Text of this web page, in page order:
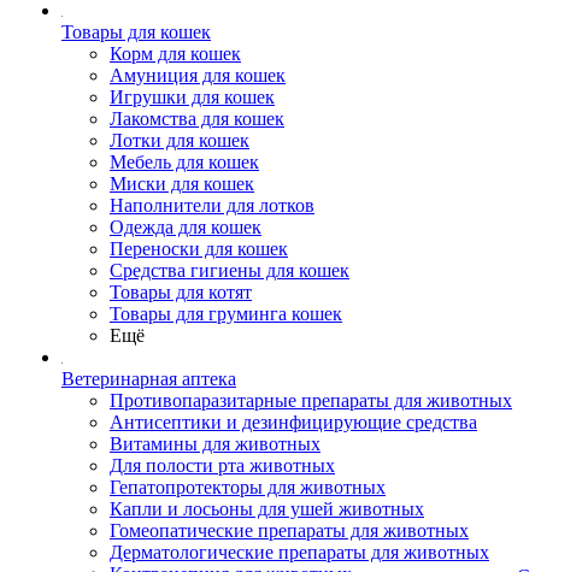
Товары для кошек
Корм для кошек
Амуниция для кошек
Игрушки для кошек
Лакомства для кошек
Лотки для кошек
Мебель для кошек
Миски для кошек
Наполнители для лотков
Одежда для кошек
Переноски для кошек
Средства гигиены для кошек
Товары для котят
Товары для груминга кошек
Ещё
Ветеринарная аптека
Противопаразитарные препараты для животных
Антисептики и дезинфицирующие средства
Витамины для животных
Для полости рта животных
Гепатопротекторы для животных
Капли и лосьоны для ушей животных
Гомеопатические препараты для животных
Дерматологические препараты для животных